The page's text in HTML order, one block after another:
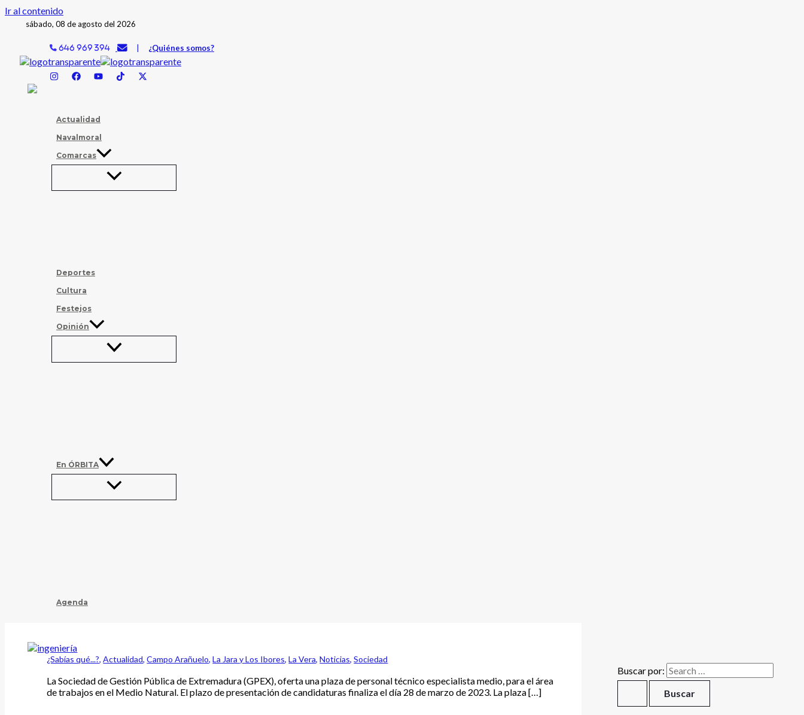
Ir al contenido
sábado, 08 de agosto del 2026
646 969 394 ¿Quiénes somos?
Actualidad
Navalmoral
Comarcas
Deportes
Cultura
Festejos
Opinión
En ÓRBITA
Agenda
¿Sabías qué...?,Actualidad,Campo Arañuelo,La Jara y Los Ibores,La Vera,Noticias,Sociedad
La Sociedad de Gestión Pública de Extremadura (GPEX), oferta una plaza de personal técnico especialista medio, para el área
de trabajos en el Medio Natural. El plazo de presentación de candidaturas finaliza el día 28 de marzo de 2023. La plaza […]
Buscar por: